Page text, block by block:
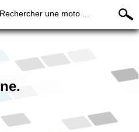
Rechercher une moto ...